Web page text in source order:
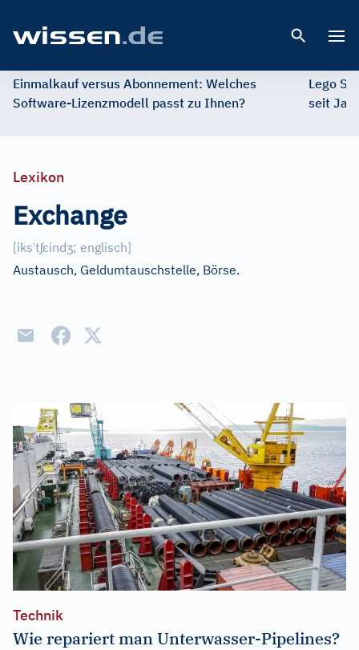
Einmalkauf versus Abonnement: Welches
Software-Lizenzmodell passt zu Ihnen?
Lego
seit
Lexikon
Exchange
[iksˈtʃɛindʒ; englisch]
Austausch, Geldumtauschstelle, Börse.
Technik
Wie repariert man Unterwasser-Pipelines?